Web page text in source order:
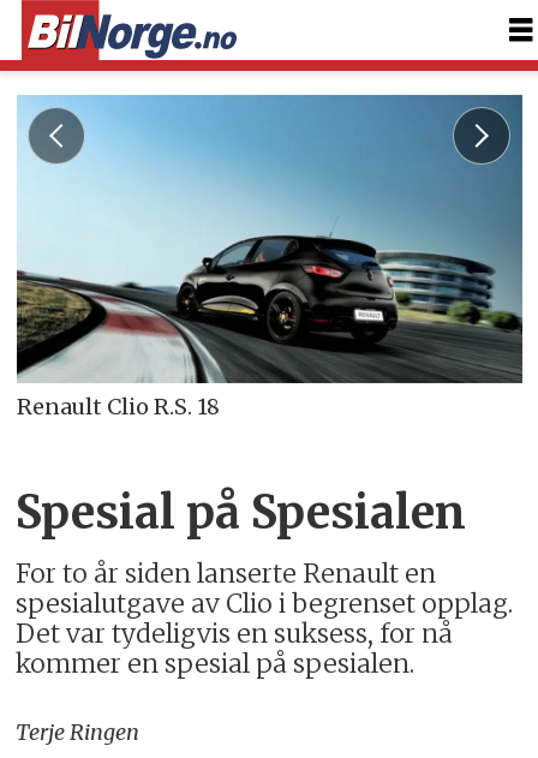
Renault Clio R.S. 18
Spesial på Spesialen
For to år siden lanserte Renault en
spesialutgave av Clio i begrenset opplag.
Det var tydeligvis en suksess, for nå
kommer en spesial på spesialen.
Terje Ringen